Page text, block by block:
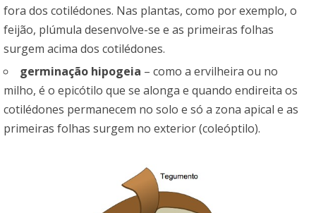
fora dos cotilédones. Nas plantas, como por exemplo, o
feijão, plúmula desenvolve-se e as primeiras folhas
surgem acima dos cotilédones.
germinação hipogeia – como a ervilheira ou no
milho, é o epicótilo que se alonga e quando endireita os
cotilédones permanecem no solo e só a zona apical e as
primeiras folhas surgem no exterior (coleóptilo).